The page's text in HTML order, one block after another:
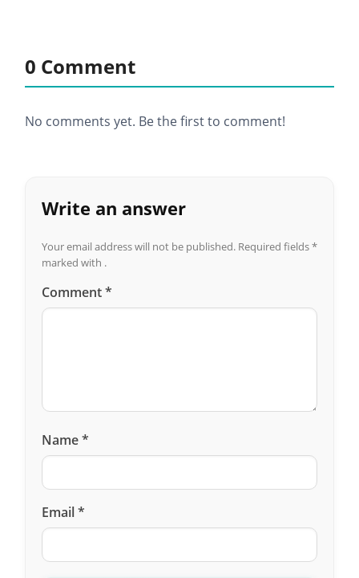
0 Comment
No comments yet. Be the first to comment!
Write an answer
Your email address will not be published. Required fields*
marked with .
Comment*
Name*
Email*